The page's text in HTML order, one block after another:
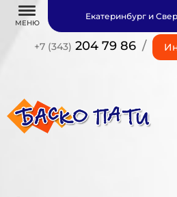
МЕНЮ
+7 (343) 204 79 86 /
Екатеринбург и